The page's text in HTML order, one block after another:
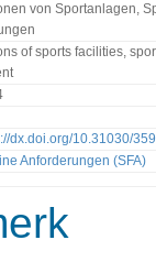
von Sportanlagen,
of sports facilities,
dx.doi.org/10.31030/
Anforderungen (SFA)